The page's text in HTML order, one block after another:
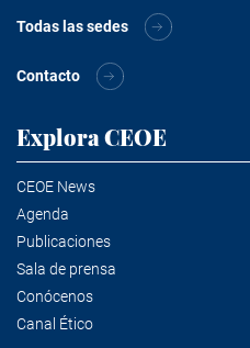
Todas las sedes
Contacto
Explora CEOE
CEOE News
Agenda
Publicaciones
Sala de prensa
Conócenos
Canal Ético